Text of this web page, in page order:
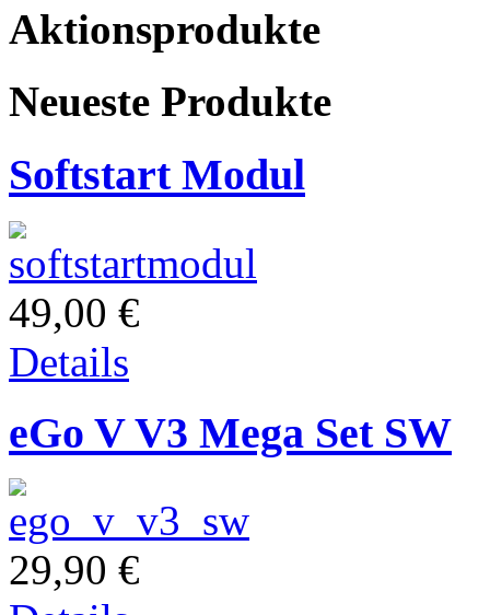
Aktionsprodukte
Neueste Produkte
Softstart Modul
49,00 €
Details
eGo V V3 Mega Set SW
29,90 €